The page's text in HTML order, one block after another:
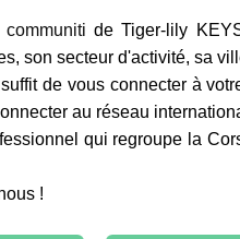
communiti de Tiger-lily
son secteur d'activité, sa
de vous connecter à
au réseau
qui regroupe la
!